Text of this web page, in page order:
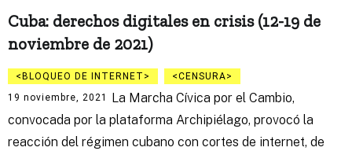
Cuba: derechos digitales en crisis (12-19 de
noviembre de 2021)
BLOQUEO DE INTERNET
CENSURA
19 noviembre, 2021
La Marcha Cívica por el Cambio,
convocada por la plataforma Archipiélago, provocó la
reacción del régimen cubano con cortes de internet, de